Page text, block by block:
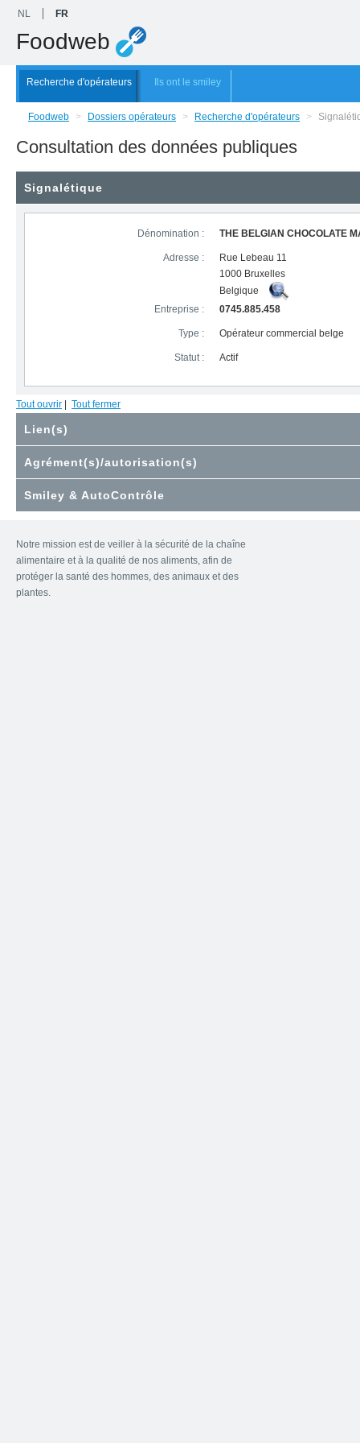
NL FR
Foodweb
Recherche d'opérateurs Ils ont le smiley
Foodweb > Dossiers opérateurs > Recherche d'opérateurs >
Consultation des données publiques
Signalétique
Dénomination : THE BELGIAN CHOCOLATE
Adresse :
Rue Lebeau 11
1000 Bruxelles
Belgique
Entreprise :
0745.885.458
Type : Opérateur commercial belge
Statut : Actif
Tout ouvrir Tout fermer
Lien(s)
Agrément(s)/autorisation(s)
Smiley & AutoContrôle
Notre mission est de veiller à la sécurité de la chaîne
alimentaire et à la qualité de nos aliments, afin de
protéger la santé des hommes, des animaux et des
plantes.